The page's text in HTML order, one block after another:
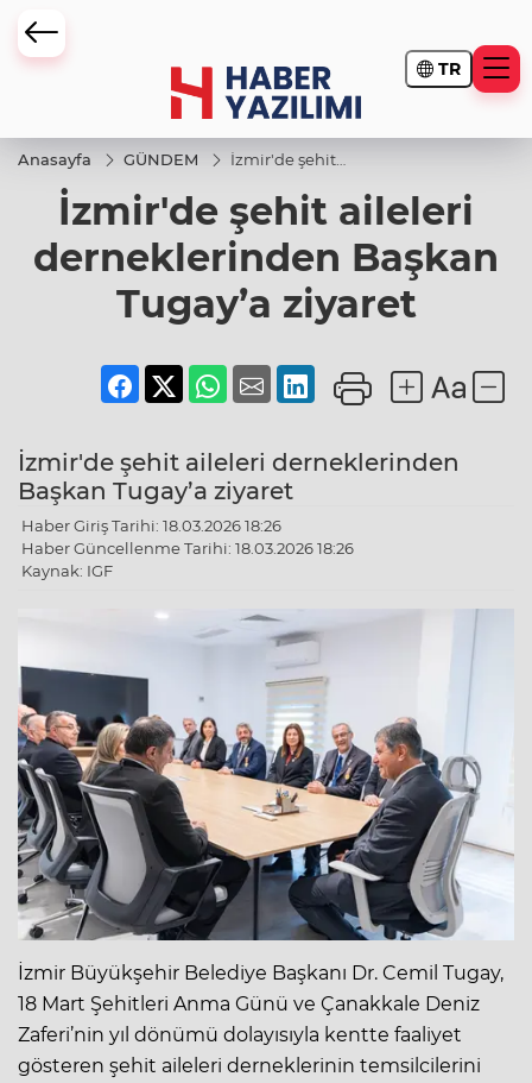
TR
Anasayfa GÜNDEM
İzmir'de şehit
derneklerinden
Başkan Tugay’a
ziyaret
İzmir'de şehit aileleri
derneklerinden Başkan
Tugay’a ziyaret
İzmir'de şehit aileleri derneklerinden
Başkan Tugay’a ziyaret
Haber Giriş Tarihi: 18.03.2026 18:26
Haber Güncellenme Tarihi: 18.03.2026 18:26
Kaynak: IGF
İzmir Büyükşehir Belediye Başkanı Dr. Cemil Tugay,
18 Mart Şehitleri Anma Günü ve Çanakkale Deniz
Zaferi’nin yıl dönümü dolayısıyla kentte faaliyet
gösteren şehit aileleri derneklerinin temsilcilerini